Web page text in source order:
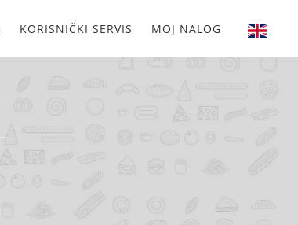
KORISNIČKI SERVIS MOJ NALOG